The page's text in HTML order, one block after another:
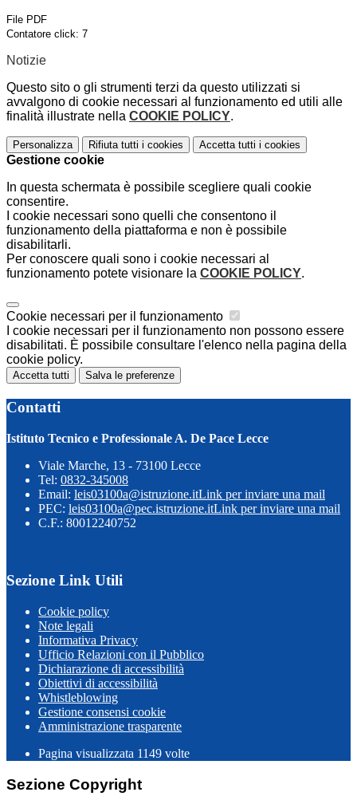
File PDF
Contatore click: 7
Notizie
Questo sito o gli strumenti terzi da questo utilizzati si
avvalgono di cookie necessari al funzionamento ed utili alle
finalità illustrate nella COOKIE POLICY.
Personalizza Rifiuta tutti i cookies Accetta tutti i cookies
Gestione cookie
In questa schermata è possibile scegliere quali cookie
consentire.
I cookie necessari sono quelli che consentono il
funzionamento della piattaforma e non è possibile
disabilitarli.
Per conoscere quali sono i cookie necessari al
funzionamento potete visionare la COOKIE POLICY.
Cookie necessari per il funzionamento
I cookie necessari per il funzionamento non possono essere
disabilitati. È possibile consultare l'elenco nella pagina della
cookie policy.
Accetta tutti Salva le preferenze
Contatti
Istituto Tecnico e Professionale A. De Pace Lecce
Viale Marche, 13 - 73100 Lecce
Tel: 0832-345008
Email: leis03100a@istruzione.itLink per inviare una mail
PEC: leis03100a@pec.istruzione.itLink per inviare una mail
C.F.: 80012240752
Sezione Link Utili
Cookie policy
Note legali
Informativa Privacy
Ufficio Relazioni con il Pubblico
Dichiarazione di accessibilità
Obiettivi di accessibilità
Whistleblowing
Gestione consensi cookie
Amministrazione trasparente
Pagina visualizzata 1149 volte
Sezione Copyright